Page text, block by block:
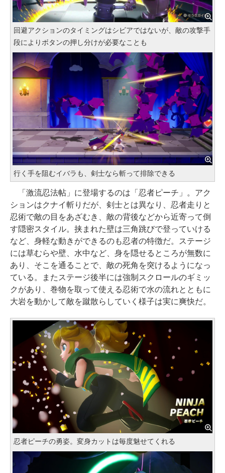
回避アクションのタイミングはシビアではないが、敵の攻撃手
段によりボタンの押し分けが必要なことも
行く手を阻むイバラも、剣士なら斬って排除できる
「激流忍法帖」に登場するのは「忍者ピーチ」。アク
ションはクナイ斬りだが、剣士とは異なり、忍者走りと
忍術で敵の目をあざむき、敵の背後などから近寄って倒
す隠密スタイル。挟まれた壁は三角跳びで登っていける
など、身軽な動きができるのも忍者の特徴だ。ステージ
には草むらや壁、水中など、身を隠せるところが無数に
あり、そこを通ることで、敵の死角を突けるようになっ
ている。またステージ後半には強制スクロールのギミッ
クがあり、巻物を取って使える忍術で水の流れとともに
大岩を動かして敵を蹴散らしていく様子は実に爽快だ。
忍者ピーチの勇姿。変身カットは毎度魅せてくれる